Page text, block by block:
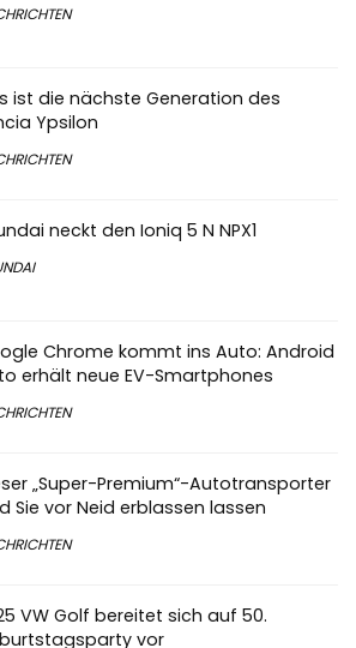
ist die nächste Generation des
Ypsilon
neckt den Ioniq 5 N NPX1
Chrome kommt ins Auto: Android
erhält neue EV-Smartphones
„Super-Premium“-Autotransporter
Sie vor Neid erblassen lassen
VW Golf bereitet sich auf 50.
vor